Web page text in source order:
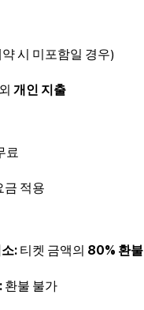
약 시 미포함일 경우)
개인 지출
료
금 적용
: 티켓 금액의 80% 환불
환불 불가